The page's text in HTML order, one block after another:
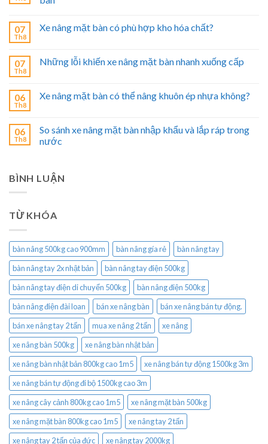
07
Th8
Xe nâng mặt bàn có phù hợp kho hóa chất?
07
Th8
Những lỗi khiến xe nâng mặt bàn nhanh xuống cấp
06
Th8
Xe nâng mặt bàn có thể nâng khuôn ép nhựa không?
06
Th8
So sánh xe nâng mặt bàn nhập khẩu và lắp ráp trong
nước
BÌNH LUẬN
TỪ KHÓA
bàn nâng 500kg cao 900mm bàn nâng gía rẻ
bàn nâng tay
bàn nâng tay 2x nhật bản
bàn nâng tay điện 500kg
bàn nâng tay điện di chuyển 500kg
bàn nâng điện 500kg
bàn nâng điện đài loan
bán xe nâng bàn
bán xe nâng bán tự động.
bán xe nâng tay 2 tấn
mua xe nâng 2 tấn
xe nâng
xe nâng bàn 500kg
xe nâng bàn nhật bản
xe nâng bàn nhật bản 800kg cao 1m5
xe nâng bán tự động 1500kg 3m
xe nâng bán tự động đi bộ 1500kg cao 3m
xe nâng cây cảnh 800kg cao 1m5
xe nâng mặt bàn 500kg
xe nâng mặt bàn 800kg cao 1m5
xe nâng tay 2 tấn
xe nâng tay 2 tấn của đức
xe nâng tay 2000kg